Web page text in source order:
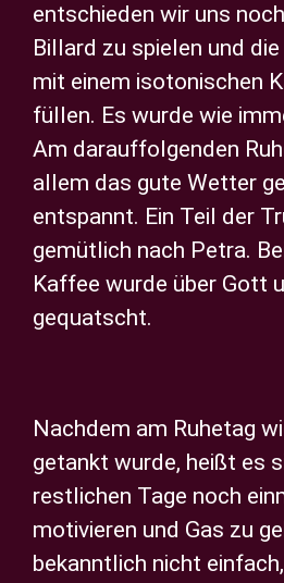
entschieden wir uns
Billard zu spielen und
mit einem isotonischen
füllen. Es wurde wie
Am darauffolgenden
allem das gute Wetter
entspannt. Ein Teil der
gemütlich nach Petra.
Kaffee wurde über Gott
gequatscht.
Nachdem am Ruhetag
getankt wurde, heißt es
restlichen Tage noch
motivieren und Gas zu
bekanntlich nicht